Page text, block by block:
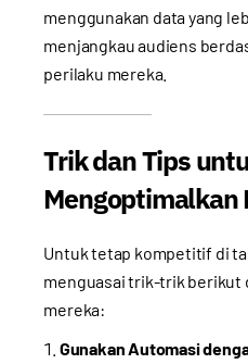
menggunakan data yang
menjangkau audiens
perilaku mereka.
Trik dan Tips
Mengoptimalkan
Untuk tetap kompetitif di
menguasai trik-trik berikut
mereka:
Gunakan Automasi